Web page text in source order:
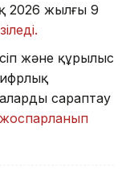
2026 жылғы 9
және құрылыс
сараптау
жоспарланып